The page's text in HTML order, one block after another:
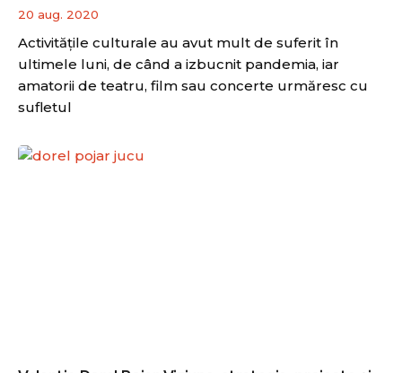
20 aug. 2020
Activitățile culturale au avut mult de suferit în
ultimele luni, de când a izbucnit pandemia, iar
amatorii de teatru, film sau concerte urmăresc cu
sufletul